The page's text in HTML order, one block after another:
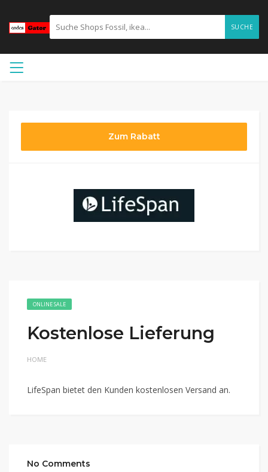
SUCHE
Zum Rabatt
ONLINE SALE
Kostenlose Lieferung
HOME
LifeSpan bietet den Kunden kostenlosen Versand an.
No Comments